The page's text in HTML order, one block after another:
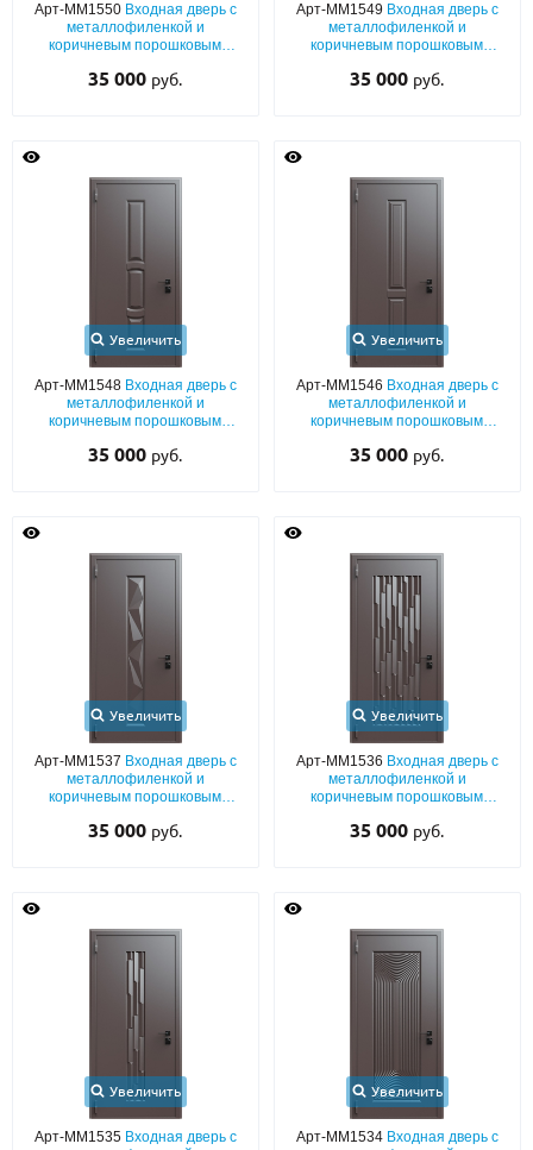
Арт-ММ1550 Входная дверь с
металлофиленкой и
коричневым порошковым
35 000 руб.
Арт-ММ1549 Входная дверь с
металлофиленкой и
коричневым порошковым
35 000 руб.
Увеличить
Арт-ММ1548 Входная дверь с
металлофиленкой и
коричневым порошковым
35 000 руб.
Увеличить
Арт-ММ1546 Входная дверь с
металлофиленкой и
коричневым порошковым
35 000 руб.
Увеличить
Арт-ММ1537 Входная дверь с
металлофиленкой и
коричневым порошковым
35 000 руб.
Увеличить
Арт-ММ1536 Входная дверь с
металлофиленкой и
коричневым порошковым
35 000 руб.
Увеличить
Арт-ММ1535 Входная дверь с
Увеличить
Арт-ММ1534 Входная дверь с